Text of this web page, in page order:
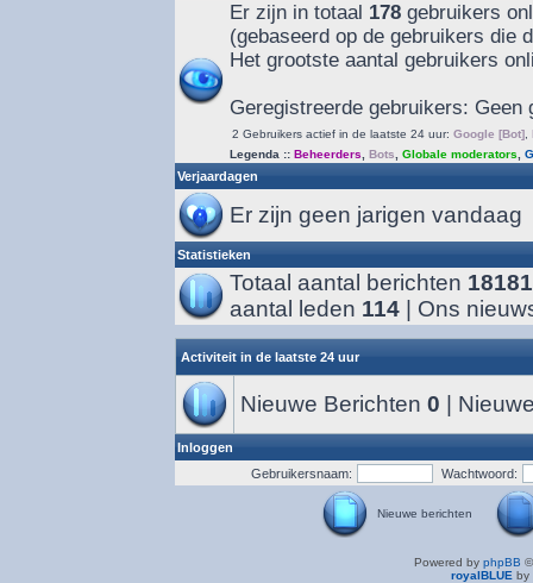
Er zijn in totaal 178 gebruikers
(gebaseerd op de gebruikers die
Het grootste aantal gebruikers
Geregistreerde gebruikers: Geen
2 Gebruikers actief in de laatste 24 uur: Google [Bot]
Legenda :: Beheerders Bots Globale moderators
Verjaardagen
Er zijn geen jarigen vandaag
Statistieken
Totaal aantal berichten 18181
aantal leden 114 | Ons
Activiteit in de laatste 24 uur
Nieuwe Berichten 0 |
Inloggen
Gebruikersnaam:
Wachtwoord:
Nieuwe berichten
Powered by phpBB
royalBLUE by